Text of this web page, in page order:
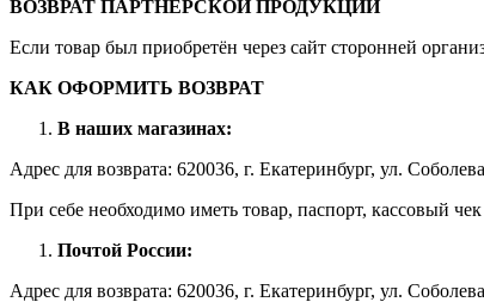
ВОЗВРАТ ПАРТНЁРСКОЙ ПРОДУКЦИИ
Если товар был приобретён через сайт сторонней
КАК ОФОРМИТЬ ВОЗВРАТ
В наших магазинах:
Адрес для возврата: 620036, г. Екатеринбург, ул.
При себе необходимо иметь товар, паспорт, кассовый
Почтой России:
Адрес для возврата: 620036, г. Екатеринбург, ул.